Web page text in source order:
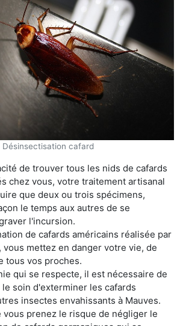
Désinsectisation cafard
de trouver tous les nids de cafards
chez vous, votre traitement artisanal
que deux ou trois spécimens,
le temps aux autres de se
l'incursion.
de cafards américains réalisée par
mettez en danger votre vie, de
tous vos proches.
qui se respecte, il est nécessaire de
soin d'exterminer les cafards
insectes envahissants à Mauves.
vous prenez le risque de négliger le